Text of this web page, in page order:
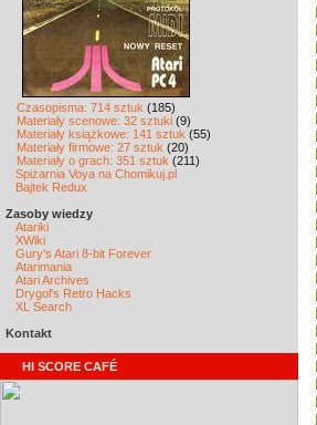
Czasopisma: 714 sztuk (185)
Materiały scenowe: 32 sztuki (9)
Materiały książkowe: 141 sztuk (55)
Materiały firmowe: 27 sztuk (20)
Materiały o grach: 351 sztuk (211)
Spiżarnia Voya na Chomikuj.pl
Bajtek Redux
Zasoby wiedzy
Atariki
XWiki
Gury's Atari 8-bit Forever
Atarimania
Atari Archives
Drygol's Retro Hacks
XL Search
Kontakt
HI SCORE CAFÉ